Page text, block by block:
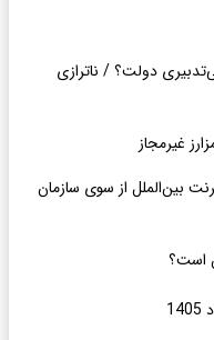
دولت؟ / ناترازی
۲.۷ برای اینترنت بین‌الملل از سوی سازمان
است؟